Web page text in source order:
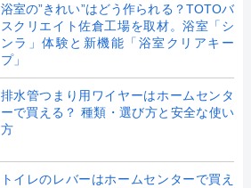
浴室の”きれい”はどう作られる？TOTOバ
スクリエイト佐倉工場を取材。浴室「シ
ンラ」体験と新機能「浴室クリアキー
プ」
排水管つまり用ワイヤーはホームセンタ
ーで買える？ 種類・選び方と安全な使い
方
トイレのレバーはホームセンターで買え